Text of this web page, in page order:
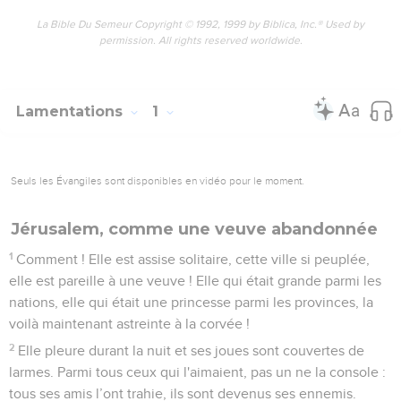
La Bible Du Semeur Copyright © 1992, 1999 by Biblica, Inc.® Used by
permission. All rights reserved worldwide.
Lamentations 1
Seuls les Évangiles sont disponibles en vidéo pour le moment.
Jérusalem, comme une veuve abandonnée
1 Comment ! Elle est assise solitaire, cette ville si peuplée,
elle est pareille à une veuve ! Elle qui était grande parmi les
nations, elle qui était une princesse parmi les provinces, la
voilà maintenant astreinte à la corvée !
2 Elle pleure durant la nuit et ses joues sont couvertes de
larmes. Parmi tous ceux qui l'aimaient, pas un ne la console :
tous ses amis l’ont trahie, ils sont devenus ses ennemis.